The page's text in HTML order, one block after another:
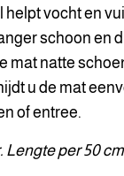
helpt vocht en
schoon en
mat natte
u de mat
of entree.
per 50